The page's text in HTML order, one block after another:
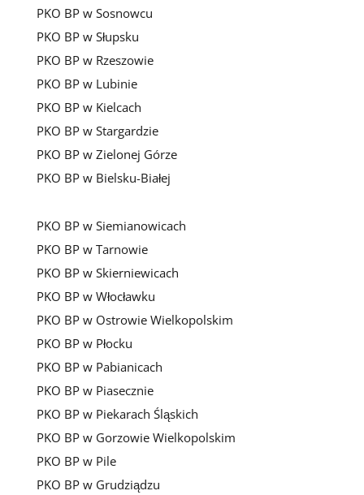
PKO BP w Sosnowcu
PKO BP w Słupsku
PKO BP w Rzeszowie
PKO BP w Lubinie
PKO BP w Kielcach
PKO BP w Stargardzie
PKO BP w Zielonej Górze
PKO BP w Bielsku-Białej
PKO BP w Siemianowicach
PKO BP w Tarnowie
PKO BP w Skierniewicach
PKO BP w Włocławku
PKO BP w Ostrowie Wielkopolskim
PKO BP w Płocku
PKO BP w Pabianicach
PKO BP w Piasecznie
PKO BP w Piekarach Śląskich
PKO BP w Gorzowie Wielkopolskim
PKO BP w Pile
PKO BP w Grudziądzu